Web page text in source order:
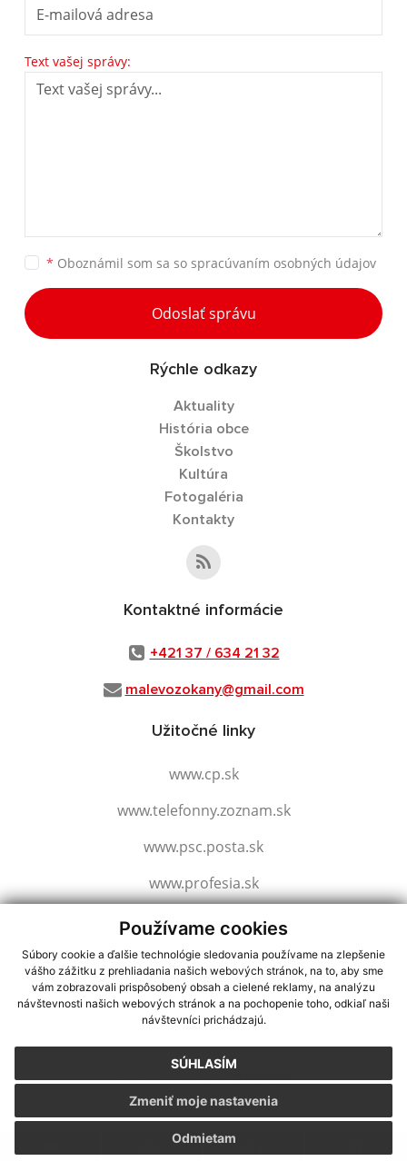
Používame cookies
Súbory cookie a ďalšie technológie sledovania používame na zlepšenie
vášho zážitku z prehliadania našich webových stránok, na to, aby sme
vám zobrazovali prispôsobený obsah a cielené reklamy, na analýzu
návštevnosti našich webových stránok a na pochopenie toho, odkiaľ naši
návštevníci prichádzajú.
SÚHLASÍM
Odmietam
Zmeniť moje nastavenia
Text vašej správy:
* Oboznámil som sa so spracúvaním osobných údajov
Odoslať správu
Rýchle odkazy
Aktuality
História obce
Školstvo
Kultúra
Fotogaléria
Kontakty
Kontaktné informácie
+421 37 / 634 21 32
malevozokany@gmail.com
Užitočné linky
www.cp.sk
www.telefonny.zoznam.sk
www.psc.posta.sk
www.profesia.sk
www.slovensko.sk
využite možnosť získavania aktuálnych informácií s využitím RSS
CMS systém (redakčný) systém ECHELON 2,Mapa stránok,web portál
webex.digital, s.r.o.,domény,registrácia domény
Posledná aktualizácia:03.08.2026
Vytlačiť stránku|Vyhlásenie o prístupnosti